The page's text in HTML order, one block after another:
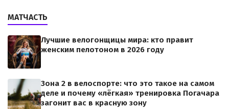
МАТЧАСТЬ
Лучшие велогонщицы мира: кто правит
женским пелотоном в 2026 году
Зона 2 в велоспорте: что это такое на самом
деле и почему «лёгкая» тренировка Погачара
загонит вас в красную зону